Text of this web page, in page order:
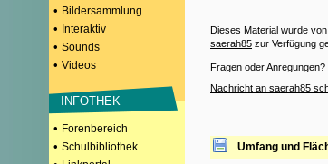
• Bildersammlung
• Interaktiv
• Sounds
• Videos
INFOTHEK
• Forenbereich
• Schulbibliothek
Dieses Material wurde
saerah85 zur Verfügung
Fragen oder Anregungen?
Nachricht an saerah85
Umfang und